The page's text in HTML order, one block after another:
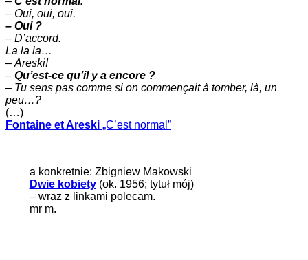
– Oui, oui, oui.
– Oui ?
– D’accord.
La la la…
– Areski!
– Qu’est-ce qu’il y a encore ?
– Tu sens pas comme si on commençait à tomber, là, un
peu…?
(…)
Fontaine et Areski „C’est normal”
a konkretnie: Zbigniew Makowski
Dwie kobiety(ok. 1956; tytuł mój)
– wraz z linkami polecam.
mr m.